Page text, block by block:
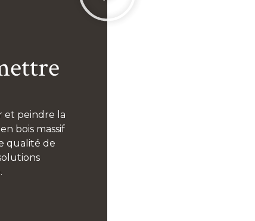
et peindre la
bois massif
qualité de